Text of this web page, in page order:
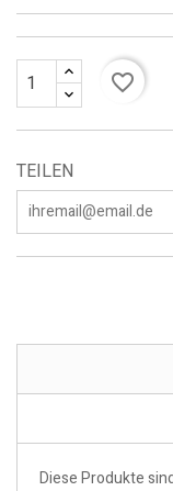
favorite_border
TEILEN
Diese Produkte